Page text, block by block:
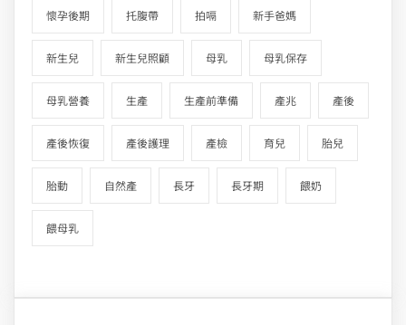
懷孕後期 托腹帶 拍嗝 新手爸媽
新生兒 新生兒照顧 母乳 母乳保存
母乳營養 生產 生產前準備 產兆 產後
產後恢復 產後護理 產檢 育兒 胎兒
胎動 自然產 長牙 長牙期 餵奶
餵母乳